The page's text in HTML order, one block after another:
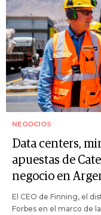
NEGOCIOS
Data centers,
apuestas de
negocio en
El CEO de Finning, el
Forbes en el marco de